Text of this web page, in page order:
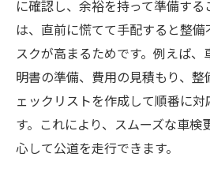
に確認し、余裕を持って準備す
は、直前に慌てて手配すると整
スクが高まるためです。例えば
明書の準備、費用の見積もり、
ェックリストを作成して順番に
す。これにより、スムーズな車検
心して公道を走行できます。